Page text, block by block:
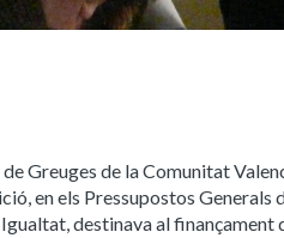
de Greuges de la Comunitat
en els Pressupostos
destinava al